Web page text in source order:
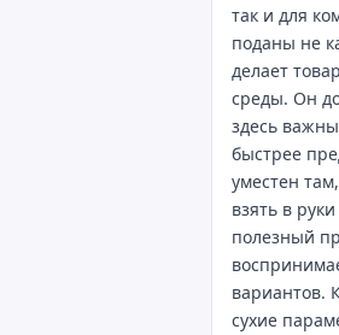
так и для
поданы не
делает
среды. Он
здесь
быстрее
уместен
взять в
полезный
вариантов.
сухие